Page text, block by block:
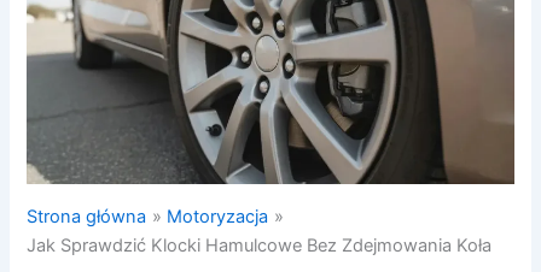
Strona główna
Motoryzacja
Jak Sprawdzić Klocki Hamulcowe Bez Zdejmowania Koła